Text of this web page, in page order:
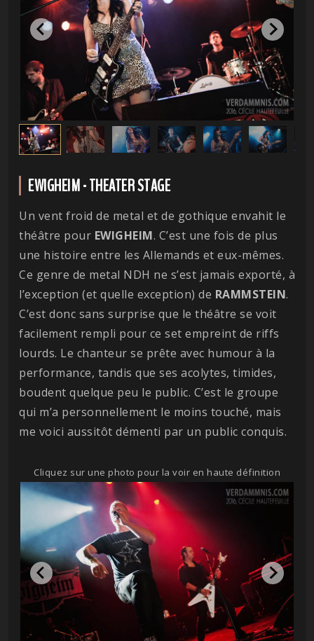
EWIGHEIM - THEATER STAGE
Un vent froid de metal et de gothique envahit le
théâtre pour EWIGHEIM. C’est une fois de plus
une histoire entre les Allemands et eux-mêmes.
Ce genre de metal NDH ne s’est jamais exporté, à
l’exception (et quelle exception) de RAMMSTEIN.
C’est donc sans surprise que le théâtre se voit
facilement rempli pour ce set empreint de riffs
lourds. Le chanteur se prête avec humour à la
performance, tandis que ses acolytes, timides,
boudent quelque peu le public. C’est le groupe
qui m’a personnellement le moins touché, mais
me voici aussitôt démenti par un public conquis.
Cliquez sur une photo pour la voir en haute définition